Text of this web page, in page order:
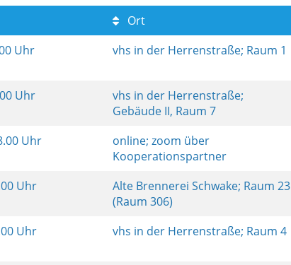
Ort
Uhr vhs in der Herrenstraße; Raum 1
Uhr
vhs in der Herrenstraße;
Gebäude II, Raum 7
Uhr
online; zoom über
Kooperationspartner
Uhr
Alte Brennerei Schwake; Raum 23
(Raum 306)
Uhr vhs in der Herrenstraße; Raum 4